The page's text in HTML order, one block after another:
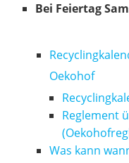
Bei Feiertag
Oekohof
Reglement
Was kann